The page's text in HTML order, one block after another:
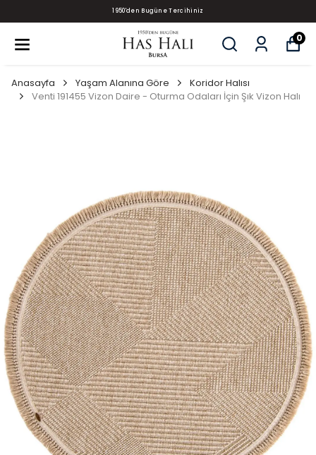
1950'den Bugüne Tercihiniz
0
Anasayfa Yaşam Alanına Göre
Koridor Halısı
Venti 191455 Vizon Daire - Oturma Odaları İçin Şık Vizon Halı